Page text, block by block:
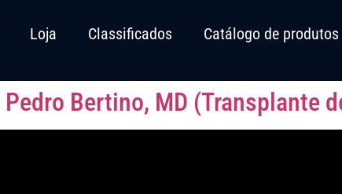
Loja Classificados Catálogo de produtos
Bertino, MD (Transplante